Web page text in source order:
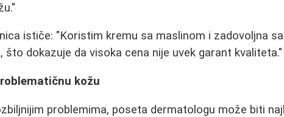
ističe: "Koristim kremu sa maslinom i zadovoljna
što dokazuje da visoka cena nije uvek garant kvaliteta."
kožu
problemima, poseta dermatologu može biti